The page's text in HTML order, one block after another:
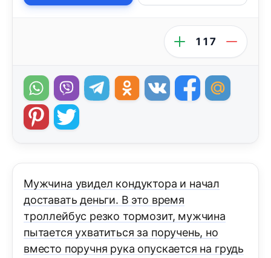
117
Мужчина увидел кондуктора и начал
доставать деньги. В это время
троллейбус резко тормозит, мужчина
пытается ухватиться за поручень, но
вместо поручня рука опускается на грудь